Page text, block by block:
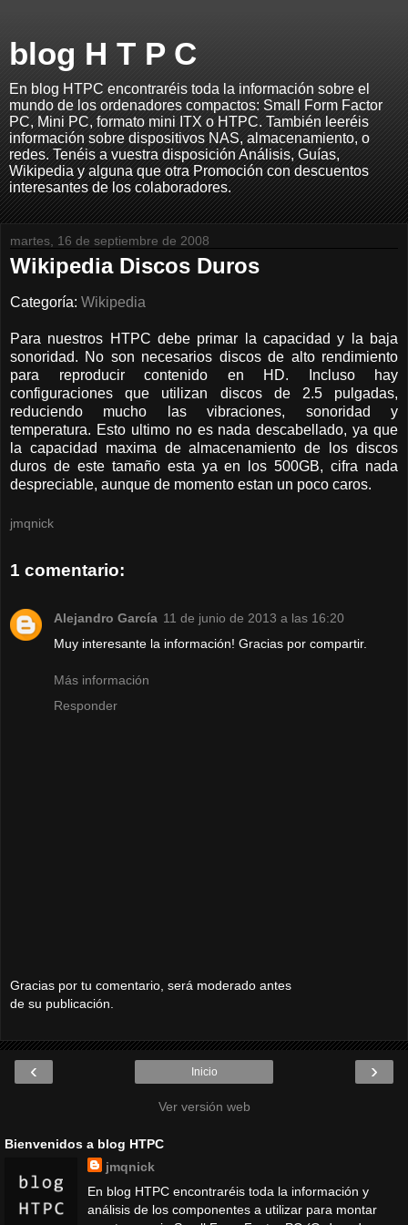
blog H T P C
En blog HTPC encontraréis toda la información sobre el
mundo de los ordenadores compactos: Small Form Factor
PC, Mini PC, formato mini ITX o HTPC. También leeréis
información sobre dispositivos NAS, almacenamiento, o
redes. Tenéis a vuestra disposición Análisis, Guías,
Wikipedia y alguna que otra Promoción con descuentos
interesantes de los colaboradores.
martes, 16 de septiembre de 2008
Wikipedia Discos Duros
Categoría: Wikipedia
Para nuestros HTPC debe primar la capacidad y la baja
sonoridad. No son necesarios discos de alto rendimiento
para reproducir contenido en HD. Incluso hay
configuraciones que utilizan discos de 2.5 pulgadas,
reduciendo mucho las vibraciones, sonoridad y
temperatura. Esto ultimo no es nada descabellado, ya que
la capacidad maxima de almacenamiento de los discos
duros de este tamaño esta ya en los 500GB, cifra nada
despreciable, aunque de momento estan un poco caros.
jmqnick
1 comentario:
Alejandro García 11 de junio de 2013 a las 16:20
Muy interesante la información! Gracias por compartir.
Más información
Responder
Gracias por tu comentario, será moderado antes
de su publicación.
‹ ›
Inicio
Ver versión web
Bienvenidos a blog HTPC
jmqnick
En blog HTPC encontraréis toda la información y
análisis de los componentes a utilizar para montar